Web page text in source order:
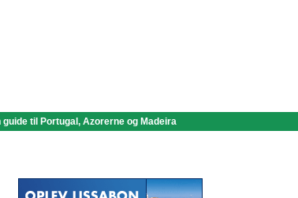
til Portugal, Azorerne og Madeira